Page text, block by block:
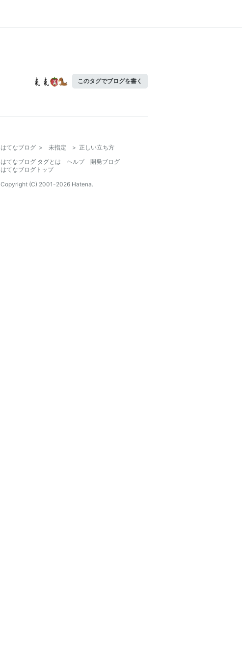
このタグでブログを書く
はてなブログ > 未指定 > 正しい立ち方
はてなブログ タグとは
ヘルプ
開発ブログ
はてなブログトップ
Copyright (C) 2001-2026 Hatena.